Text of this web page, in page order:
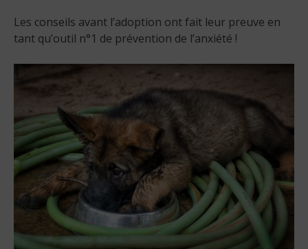
Les conseils avant l’adoption ont fait leur preuve en
tant qu’outil n°1 de prévention de l’anxiété !